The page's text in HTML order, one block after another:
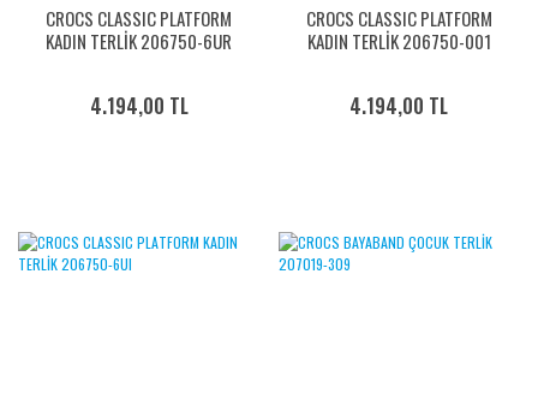
CROCS CLASSIC PLATFORM
KADIN TERLİK 206750-6UR
4.194,00 TL
CROCS CLASSIC PLATFORM
KADIN TERLİK 206750-001
4.194,00 TL